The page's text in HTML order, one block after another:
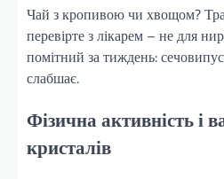
Чай з кропивою чи хвощом?
перевірте з лікарем – не для
помітний за тиждень:
слабшає.
Фізична активність і
кристалів